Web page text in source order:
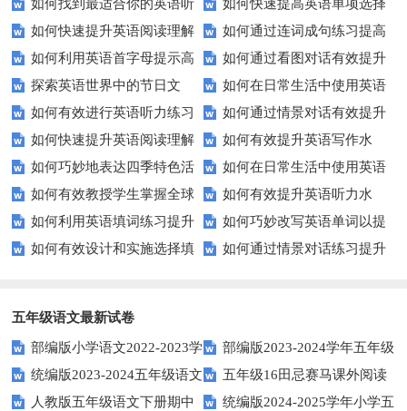
技巧？这些建议助你一臂之力
评估？这些技巧助你轻松过关！
如何找到最适合你的英语听
力测试？
如何快速提高英语单项选择
题的得分？
如何快速提升英语阅读理解
能力？这些技巧你必须知道！
如何通过连词成句练习提高
英语水平？
如何利用英语首字母提示高
效完成填空题？
如何通过看图对话有效提升
英语口语水平？
探索英语世界中的节日文
化：您知道这些传统吗？
如何在日常生活中使用英语
进行有效沟通？——实用英语口
语技巧
如何有效进行英语听力练习
以快速提升？
如何通过情景对话有效提升
英语口语水平？
如何快速提升英语阅读理解
能力？这些技巧你必须知道！
如何有效提升英语写作水
平？这里有五个实用建议！
如何巧妙地表达四季特色活
动？这些建议让您的活动更加丰
富多彩！
如何在日常生活中使用英语
进行有效问答？——实用技巧分
享
如何有效教授学生掌握全球
通用的日期表达？
如何有效提升英语听力水
平？这些测试技巧要知道！
如何利用英语填词练习提升
词汇量？这里有5个高效方法值
如何巧妙改写英语单词以提
升文章魅力？
如何有效设计和实施选择填
如何通过情景对话练习提升
五年级语文最新试卷
部编版小学语文2022-2023学
年上期五年级期末试题
部编版2023-2024学年五年级
语文下学期期末考前质量冲刺卷
统编版2023-2024五年级语文
下册期中阶段调研卷
五年级16田忌赛马课外阅读
练习题及答案
人教版五年级语文下册期中
统编版2024-2025学年小学五